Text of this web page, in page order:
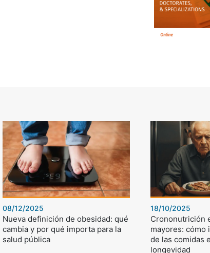
08/12/2025
Nueva definición de obesidad: qué
cambia y por qué importa para la
salud pública
18/10/2025
Crononutrición
mayores: cómo
de las comidas
longevidad